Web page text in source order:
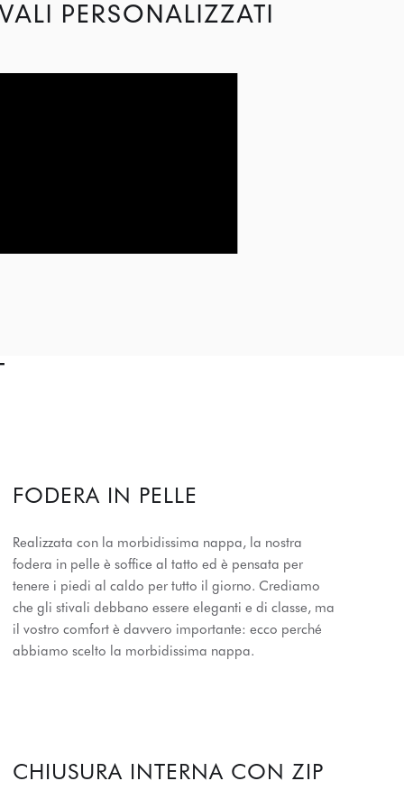
PERSONALIZZATI
FODERA IN PELLE
Realizzata con la morbidissima nappa, la nostra
fodera in pelle è soffice al tatto ed è pensata per
tenere i piedi al caldo per tutto il giorno. Crediamo
che gli stivali debbano essere eleganti e di classe, ma
il vostro comfort è davvero importante: ecco perché
abbiamo scelto la morbidissima nappa.
CHIUSURA INTERNA CON ZIP